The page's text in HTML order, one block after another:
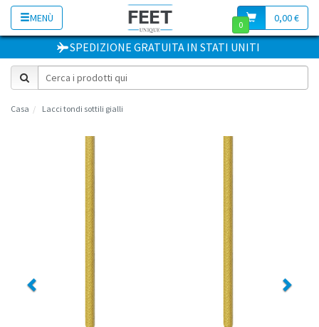
MENÙ 0,00 €
0
SPEDIZIONE GRATUITA IN STATI UNITI
Casa Lacci tondi sottili gialli